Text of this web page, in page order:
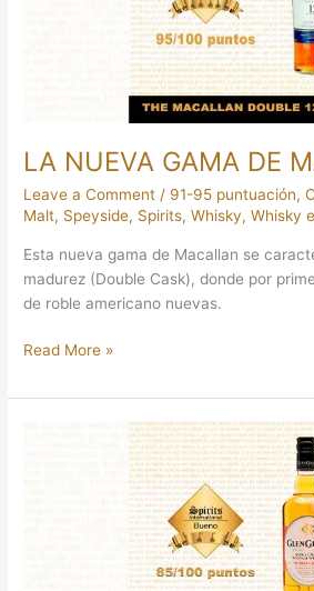
LA NUEVA GAMA DE
Leave a Comment / 91-95 puntuación,
Malt, Speyside, Spirits,Whisky,Whisky
Esta nueva gama de Macallan se
madurez (Double Cask), donde por
de roble americano nuevas.
Read More »